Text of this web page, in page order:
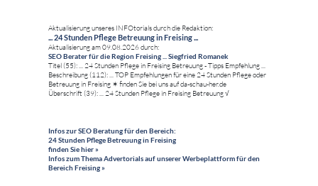
Aktualisierung unseres INFOtorials durch die Redaktion:
... 24 Stunden Pflege Betreuung in Freising ...
Aktualisierung am 09.08.2026 durch:
SEO Berater für die Region Freising ... Siegfried Romanek
Titel (55): ... 24 Stunden Pflege in Freising Betreuung - Tipps Empfehlung ...
Beschreibung (112): ... TOP Empfehlungen für eine 24 Stunden Pflege oder
Betreuung in Freising ✶ finden Sie bei uns auf da-schau-her.de
Überschrift (39): ... 24 Stunden Pflege in Freising Betreuung √
Infos zur SEO Beratung für den Bereich:
24 Stunden Pflege Betreuung in Freising
finden Sie hier »
Infos zum Thema Advertorials auf unserer Werbeplattform für den
Bereich Freising »